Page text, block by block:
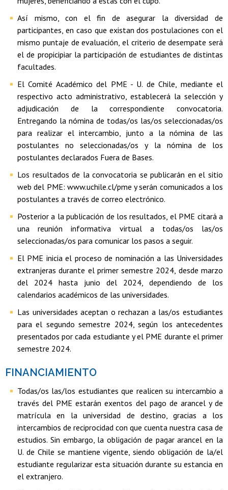
Así mismo, con el fin de asegurar la diversidad de
participantes, en caso que existan dos postulaciones con el
mismo puntaje de evaluación, el criterio de desempate será
el de propicipiar la participación de estudiantes de distintas
facultades.
El Comité Académico del PME - U. de Chile, mediante el
respectivo acto administrativo, establecerá la selección y
adjudicación de la correspondiente convocatoria.
Entregando la nómina de todas/os las/os seleccionadas/os
para realizar el intercambio, junto a la nómina de las
postulantes no seleccionadas/os y la nómina de los
postulantes declarados Fuera de Bases.
Los resultados de la convocatoria se publicarán en el sitio
web del PME: www.uchile.cl/pme y serán comunicados a los
postulantes a través de correo electrónico.
Posterior a la publicación de los resultados, el PME citará a
una reunión informativa virtual a todas/os las/os
seleccionadas/os para comunicar los pasos a seguir.
El PME inicia el proceso de nominación a las Universidades
extranjeras durante el primer semestre 2024, desde marzo
del 2024 hasta junio del 2024, dependiendo de los
calendarios académicos de las universidades.
Las universidades aceptan o rechazan a las/os estudiantes
para el segundo semestre 2024, según los antecedentes
presentados por cada estudiante y el PME durante el primer
semestre 2024.
FINANCIAMIENTO
Todas/os las/los estudiantes que realicen su intercambio a
través del PME estarán exentos del pago de arancel y de
matrícula en la universidad de destino, gracias a los
intercambios de reciprocidad con que cuenta nuestra casa de
estudios. Sin embargo, la obligación de pagar arancel en la
U. de Chile se mantiene vigente, siendo obligación de la/el
estudiante regularizar esta situación durante su estancia en
el extranjero.